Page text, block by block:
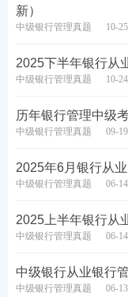
2026上半年银
2026年上半年银
考时间越来越紧
思路，以下为银行
银行
初级法律法规 真题
初级个人理财 真题
初级 个人贷款 真题
新）
中级银行管理真题 10-25
2025下半年银行从
中级银行管理真题 10-24
历年银行管理中级
中级银行管理真题 09-19
2025年6月银行从
中级银行管理真题 06-14
2025上半年银行从
中级银行管理真题 06-14
中级银行从业银行
中级银行管理真题 06-13